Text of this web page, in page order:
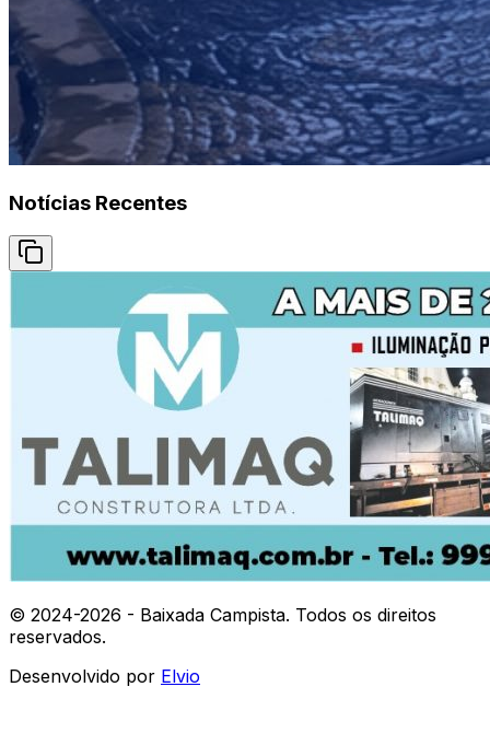
Notícias Recentes
© 2024-2026 - Baixada Campista. Todos os direitos
reservados.
Desenvolvido por Elvio